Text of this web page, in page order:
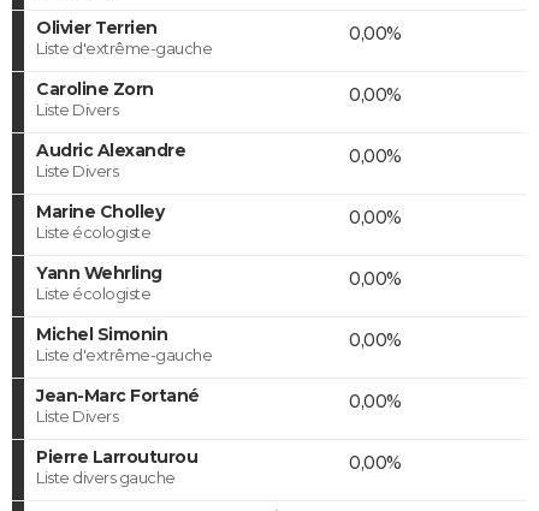
Olivier Terrien
Liste d'extrême-gauche
0,00%
Caroline Zorn
Liste Divers
0,00%
Audric Alexandre
Liste Divers
0,00%
Marine Cholley
Liste écologiste
0,00%
Yann Wehrling
Liste écologiste
0,00%
Michel Simonin
Liste d'extrême-gauche
0,00%
Jean-Marc Fortané
Liste Divers
0,00%
Pierre Larrouturou
Liste divers gauche
0,00%